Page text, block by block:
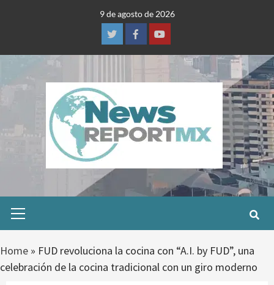
9 de agosto de 2026
TwitterFacebookYoutube
Menu
Home » FUD revoluciona la cocina con “A.I. by FUD”, una
celebración de la cocina tradicional con un giro moderno